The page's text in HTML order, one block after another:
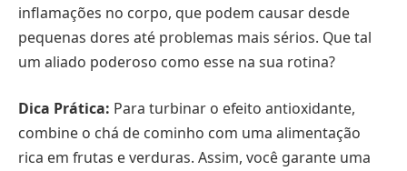
inflamações no corpo, que podem causar desde
pequenas dores até problemas mais sérios. Que tal
um aliado poderoso como esse na sua rotina?
Dica Prática: Para turbinar o efeito antioxidante,
combine o chá de cominho com uma alimentação
rica em frutas e verduras. Assim, você garante uma